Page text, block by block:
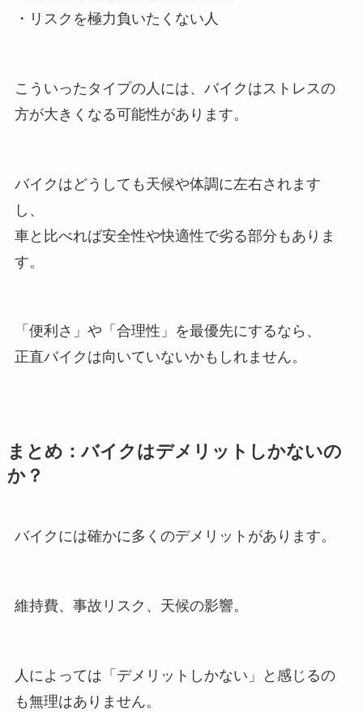
・リスクを極力負いたくない人
こういったタイプの人には、バイクはストレスの
方が大きくなる可能性があります。
バイクはどうしても天候や体調に左右されます
し、
車と比べれば安全性や快適性で劣る部分もありま
す。
「便利さ」や「合理性」を最優先にするなら、
正直バイクは向いていないかもしれません。
まとめ：バイクはデメリットしかないの
か？
バイクには確かに多くのデメリットがあります。
維持費、事故リスク、天候の影響。
人によっては「デメリットしかない」と感じるの
も無理はありません。